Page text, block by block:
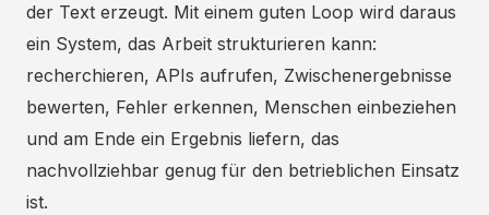
der Text erzeugt. Mit einem guten Loop wird daraus
ein System, das Arbeit strukturieren kann:
recherchieren, APIs aufrufen, Zwischenergebnisse
bewerten, Fehler erkennen, Menschen einbeziehen
und am Ende ein Ergebnis liefern, das
nachvollziehbar genug für den betrieblichen Einsatz
ist.